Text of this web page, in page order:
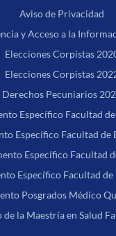
Aviso de Privacidad
y Acceso a la
Elecciones Corpistas
Elecciones Corpistas
Derechos Pecuniarios
Específico Facultad
Específico Facultad de
Específico Facultad
Específico Facultad de
Posgrados Médico
la Maestría en Salud